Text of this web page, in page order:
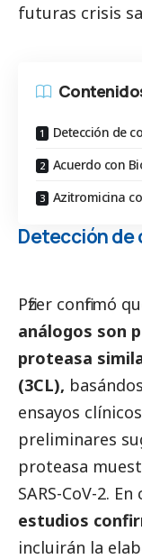
futuras crisis
Detección de
Acuerdo con
Azitromicina
Detección
Pfizer confirmó
análogos son
proteasa
(3CL),
ensayos
preliminares
proteasa
SARS-CoV-2.
estudios
incluirán la